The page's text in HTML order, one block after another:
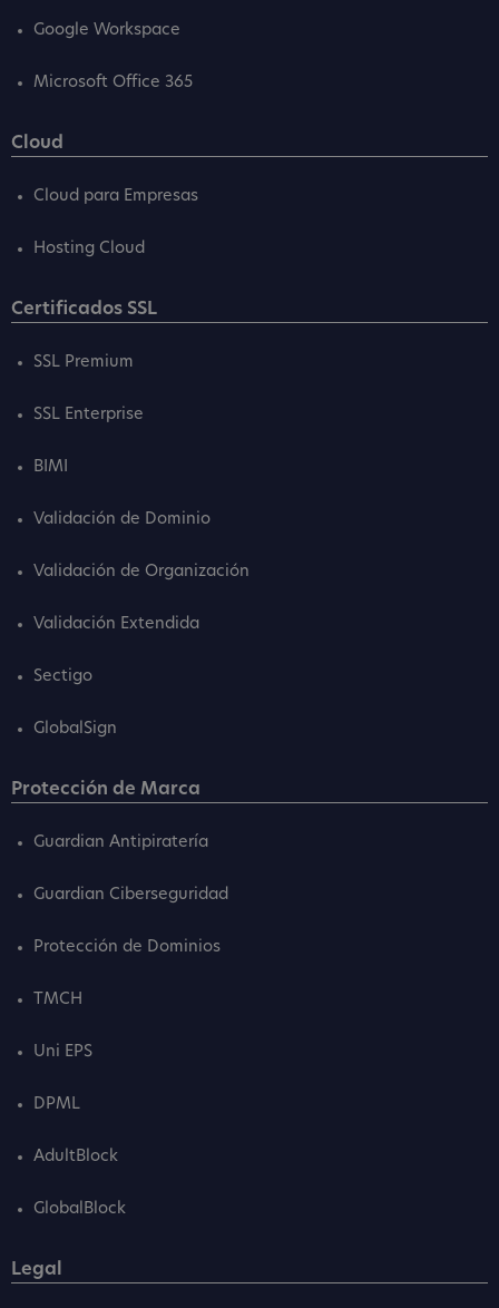
Google Workspace
Microsoft Office 365
Cloud
Cloud para Empresas
Hosting Cloud
Certificados SSL
SSL Premium
SSL Enterprise
BIMI
Validación de Dominio
Validación de Organización
Validación Extendida
Sectigo
GlobalSign
Protección de Marca
Guardian Antipiratería
Guardian Ciberseguridad
Protección de Dominios
TMCH
Uni EPS
DPML
AdultBlock
GlobalBlock
Legal